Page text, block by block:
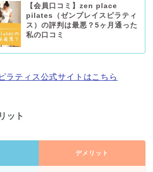
【会員口コミ】zen place
pilates（ゼンプレイスピラティ
ス）の評判は最悪？5ヶ月通った
私の口コミ
ラティス公式サイトはこちら
ット
デメリット